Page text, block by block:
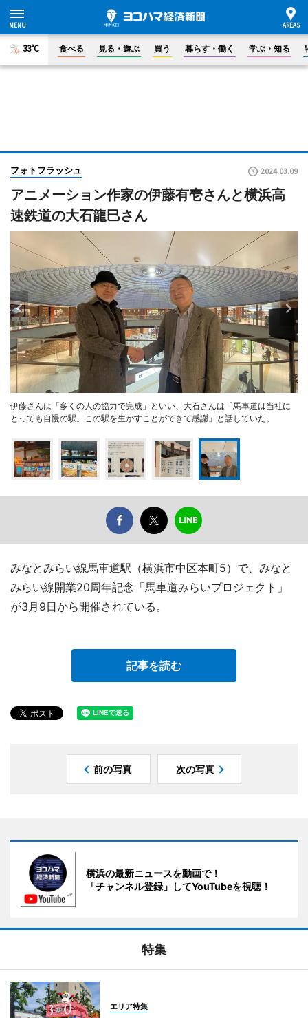
33°C 食べる 見る・遊ぶ 買う 暮らす・働く 学ぶ・知る
フォトフラッシュ 2024.03.09
アニメーション作家の伊藤有壱さんと横浜高
速鉄道の大石龍巳さん
伊藤さんは「多くの人の協力で完成」といい、大石さんは「馬車道は当社に
とっても自慢の駅。この駅を生かすことができて感謝」と話していた。
みなとみらい線馬車道駅（横浜市中区本町5）で、みなと
みらい線開業20周年記念「馬車道みらいプロジェクト」
が3月9日から開催されている。
記事を読む
前の写真 次の写真
横浜の最新ニュースを動画で！
「チャンネル登録」してYouTubeを視聴！
特集
エリア特集